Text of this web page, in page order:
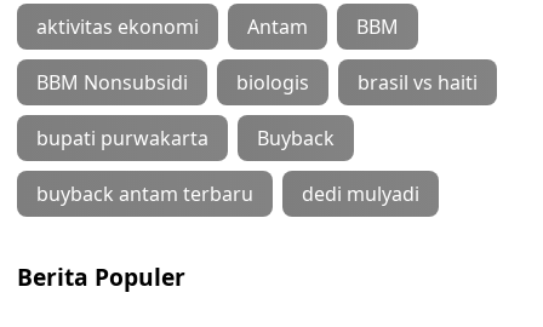
aktivitas ekonomi Antam BBM
BBM Nonsubsidi biologis brasil vs haiti
bupati purwakarta Buyback
buyback antam terbaru dedi mulyadi
Berita Populer